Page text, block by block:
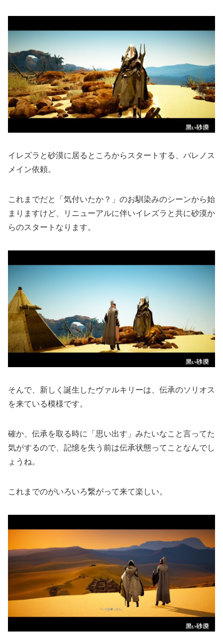
イレズラと砂漠に居るところからスタートする、バレノス
メイン依頼。
これまでだと「気付いたか？」のお馴染みのシーンから始
まりますけど、リニューアルに伴いイレズラと共に砂漠か
らのスタートなります。
そんで、新しく誕生したヴァルキリーは、伝承のソリオス
を来ている模様です。
確か、伝承を取る時に「思い出す」みたいなこと言ってた
気がするので、記憶を失う前は伝承状態ってことなんでし
ょうね。
これまでのがいろいろ繋がって来て楽しい。